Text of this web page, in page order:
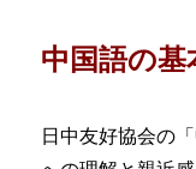
中国語の
日中友好協会の